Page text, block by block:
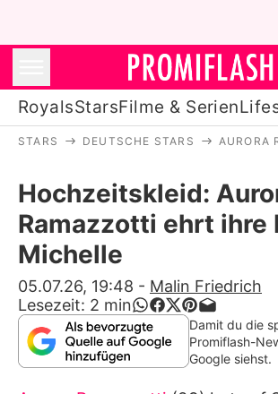
RoyalsStarsFilme & Serien
Stars
Filme & Serien
Lifestyle
Familie & Liebe
Promiflash Exklusiv
STARS DEUTSCHE STARS AURORA
Hochzeitskleid:
Ramazzotti ehrt ihre
Michelle
05.07.26, 19:48 - Malin Friedrich
Lesezeit: 2 min
Damit du die
Promiflash-
Google siehst.